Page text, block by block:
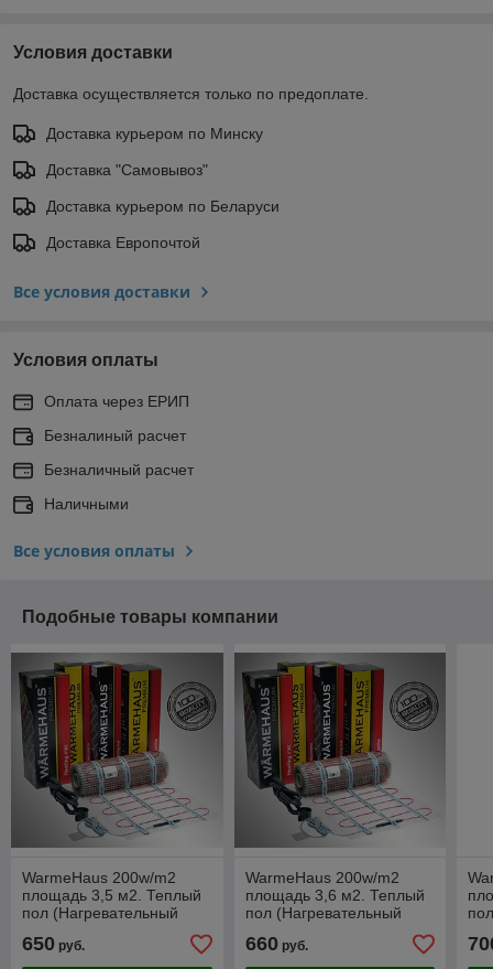
Условия доставки
Доставка осуществляется только по предоплате.
Доставка курьером по Минску
Доставка "Самовывоз"
Доставка курьером по Беларуси
Доставка Европочтой
Все условия доставки
Условия оплаты
Оплата через ЕРИП
Безналиный расчет
Безналичный расчет
Наличными
Все условия оплаты
Подобные товары компании
WarmeHaus 200w/m2
площадь 3,5 м2. Теплый
пол (Нагревательный
650 руб.
WarmeHaus 200w/m2
площадь 3,6 м2. Теплый
пол (Нагревательный
660руб.